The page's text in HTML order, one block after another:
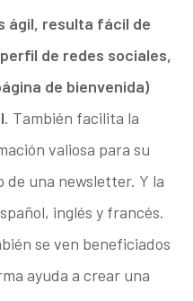
ágil, resulta fácil de
de redes sociales,
de bienvenida)
. También facilita la
valiosa para su
de una newsletter. Y la
inglés y francés.
se ven beneficiados
ayuda a crear una